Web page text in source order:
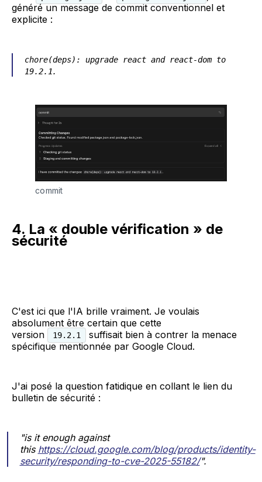
généré un message de commit conventionnel et
explicite :
chore(deps): upgrade react and react-dom to
19.2.1.
commit
4. La « double vérification » de
sécurité
C'est ici que l'IA brille vraiment. Je voulais
absolument être certain que cette
version
19.2.1
suffisait bien à contrer la menace
spécifique mentionnée par Google Cloud.
J'ai posé la question fatidique en collant le lien du
bulletin de sécurité :
"is it enough against
this https://cloud.google.com/blog/products/identity-
security/responding-to-cve-2025-55182/".